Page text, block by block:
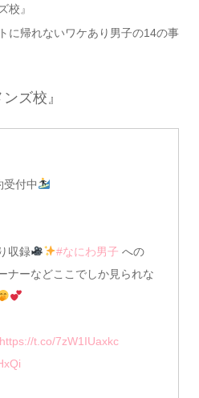
校』
に帰れないワケあり男子の14の事
ズ校』
受付中
収録 #なにわ男子 への
ナーなどここでしか見られな
https://t.co/7zW1IUaxkc